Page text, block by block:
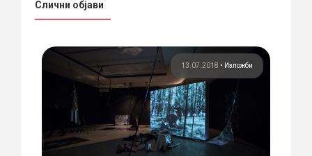
Слични објави
13.07.2018 • Изложби